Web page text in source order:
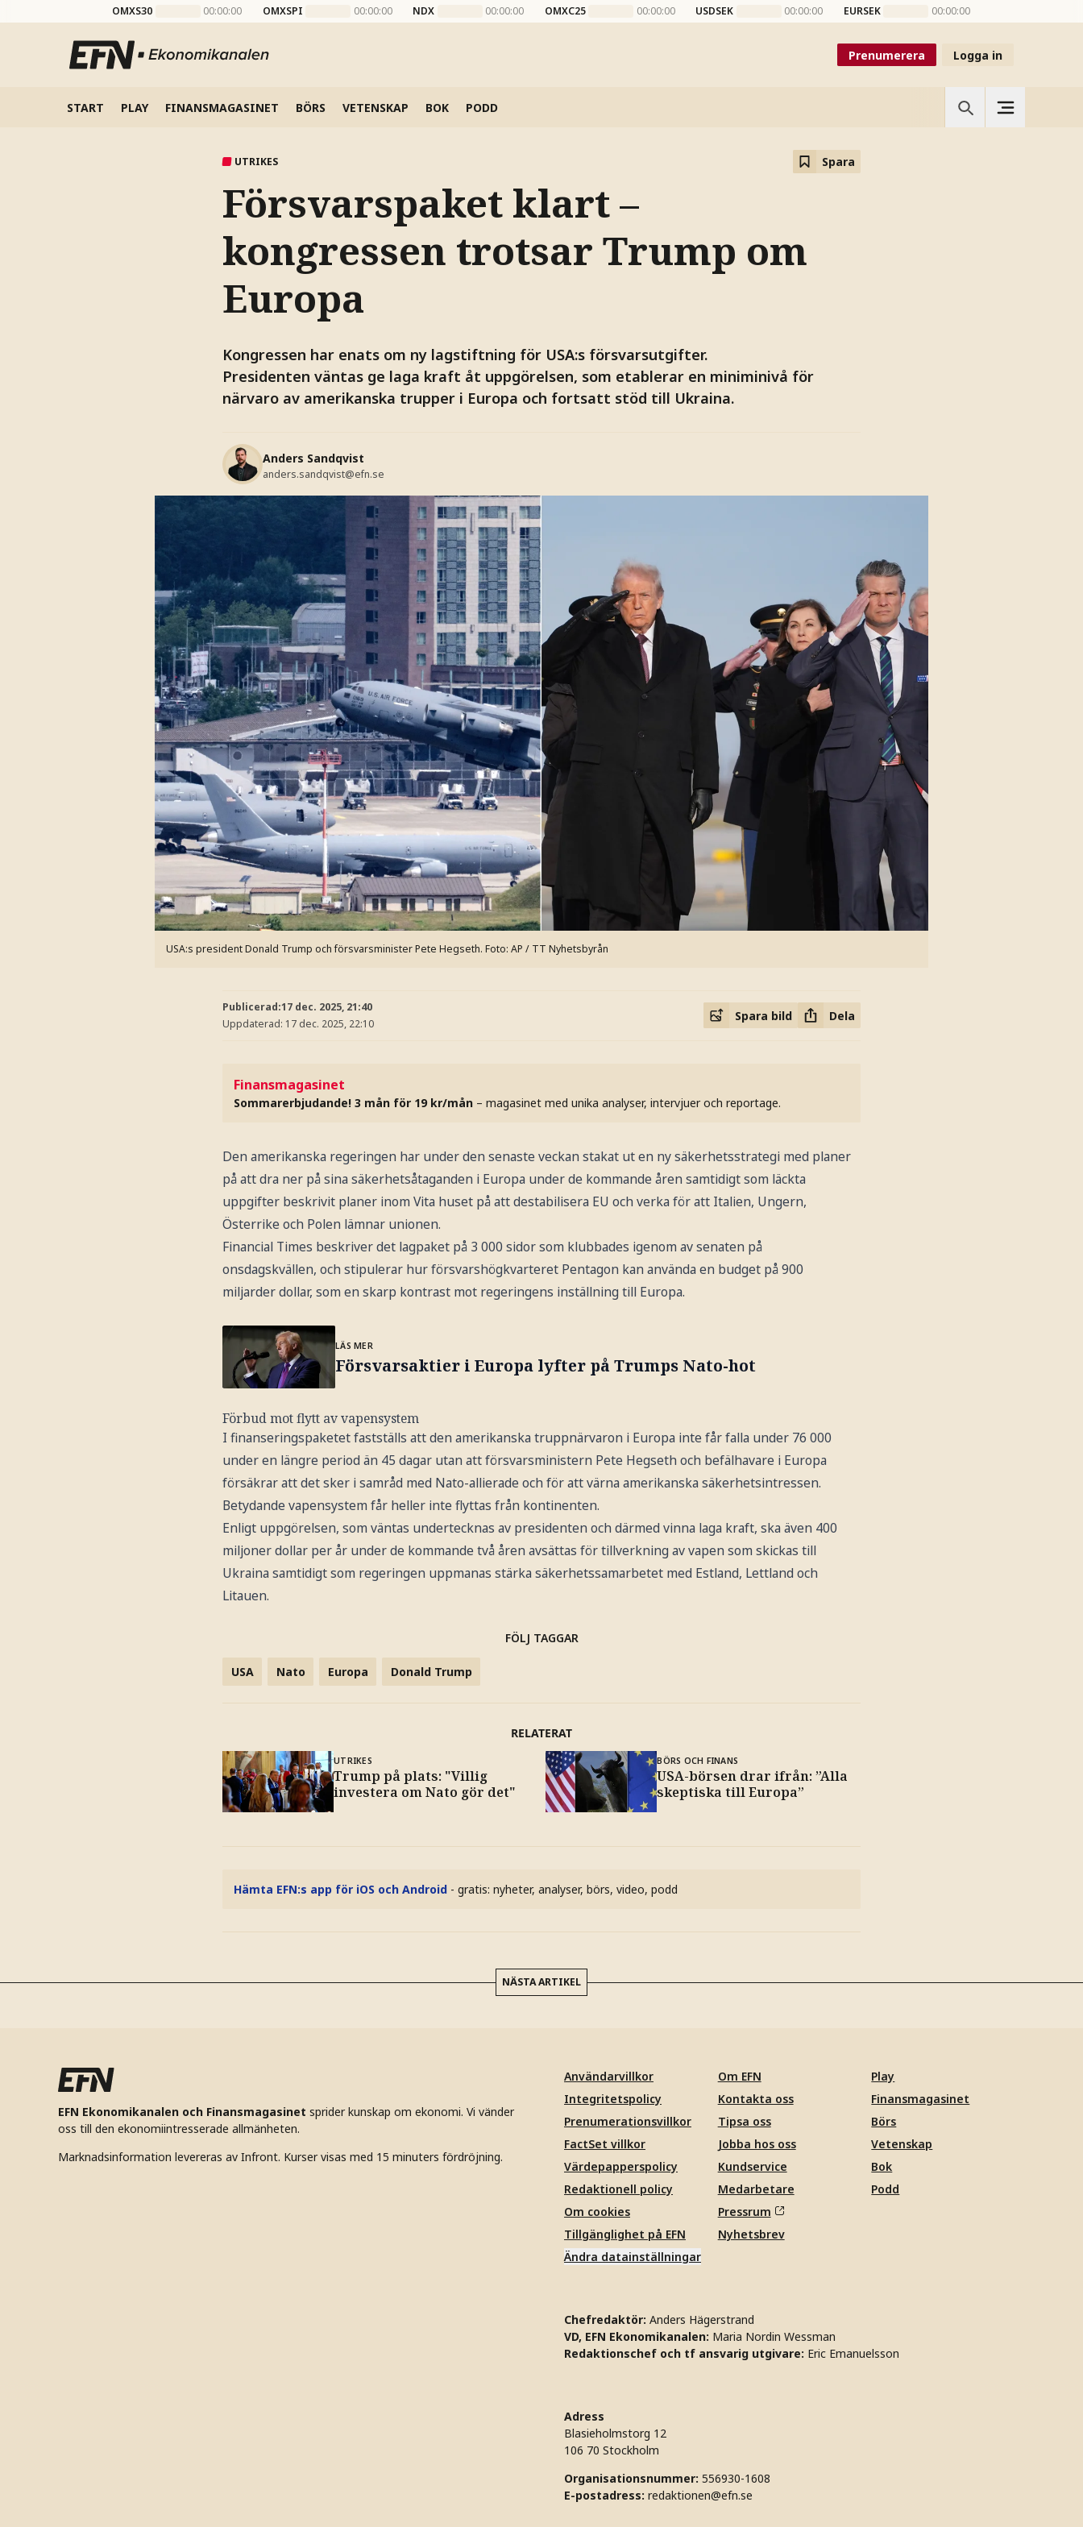
OMXS30 00:00:00 OMXSPI 00:00:00 NDX 00:00:00 OMXC25 00:00:00 USDSEK 00:00:00 EURSEK 00:00:00
Prenumerera Logga in
START PLAY FINANSMAGASINET BÖRS VETENSKAP BOK PODD
UTRIKES Spara
Försvarspaket klart –
kongressen trotsar Trump om
Europa
Kongressen har enats om ny lagstiftning för USA:s försvarsutgifter.
Presidenten väntas ge laga kraft åt uppgörelsen, som etablerar en miniminivå för
närvaro av amerikanska trupper i Europa och fortsatt stöd till Ukraina.
Anders Sandqvist
anders.sandqvist@efn.se
USA:s president Donald Trump och försvarsminister Pete Hegseth. Foto: AP / TT Nyhetsbyrån
Publicerad:17 dec. 2025, 21:40
Uppdaterad: 17 dec. 2025, 22:10
Spara bild Dela
Finansmagasinet
Sommarerbjudande! 3 mån för 19 kr/mån – magasinet med unika analyser, intervjuer och reportage.
Den amerikanska regeringen har under den senaste veckan stakat ut en ny säkerhetsstrategi med planer
på att dra ner på sina säkerhetsåtaganden i Europa under de kommande åren samtidigt som läckta
uppgifter beskrivit planer inom Vita huset på att destabilisera EU och verka för att Italien, Ungern,
Österrike och Polen lämnar unionen.
Financial Times beskriver det lagpaket på 3 000 sidor som klubbades igenom av senaten på
onsdagskvällen, och stipulerar hur försvarshögkvarteret Pentagon kan använda en budget på 900
miljarder dollar, som en skarp kontrast mot regeringens inställning till Europa.
LÄS MER
Försvarsaktier i Europa lyfter på Trumps Nato-hot
Förbud mot flytt av vapensystem
I finanseringspaketet fastställs att den amerikanska truppnärvaron i Europa inte får falla under 76 000
under en längre period än 45 dagar utan att försvarsministern Pete Hegseth och befälhavare i Europa
försäkrar att det sker i samråd med Nato-allierade och för att värna amerikanska säkerhetsintressen.
Betydande vapensystem får heller inte flyttas från kontinenten.
Enligt uppgörelsen, som väntas undertecknas av presidenten och därmed vinna laga kraft, ska även 400
miljoner dollar per år under de kommande två åren avsättas för tillverkning av vapen som skickas till
Ukraina samtidigt som regeringen uppmanas stärka säkerhetssamarbetet med Estland, Lettland och
Litauen.
FÖLJ TAGGAR
USA Nato Europa Donald Trump
RELATERAT
UTRIKES
Trump på plats: "Villig
investera om Nato gör det"
BÖRS OCH FINANS
USA-börsen drar ifrån: ”Alla
skeptiska till Europa”
Hämta EFN:s app för iOS och Android - gratis: nyheter, analyser, börs, video, podd
NÄSTA ARTIKEL
EFN Ekonomikanalen och Finansmagasinet sprider kunskap om ekonomi. Vi vänder
oss till den ekonomiintresserade allmänheten.
Marknadsinformation levereras av Infront. Kurser visas med 15 minuters fördröjning.
Användarvillkor
Integritetspolicy
Prenumerationsvillkor
FactSet villkor
Värdepapperspolicy
Redaktionell policy
Om cookies
Tillgänglighet på EFN
Ändra datainställningar
Om EFN
Kontakta oss
Tipsa oss
Jobba hos oss
Kundservice
Medarbetare
Pressrum
Nyhetsbrev
Play
Finansmagasinet
Börs
Vetenskap
Bok
Podd
Chefredaktör: Anders Hägerstrand
VD, EFN Ekonomikanalen: Maria Nordin Wessman
Redaktionschef och tf ansvarig utgivare: Eric Emanuelsson
Adress
Blasieholmstorg 12
106 70 Stockholm
Organisationsnummer: 556930-1608
E-postadress: redaktionen@efn.se